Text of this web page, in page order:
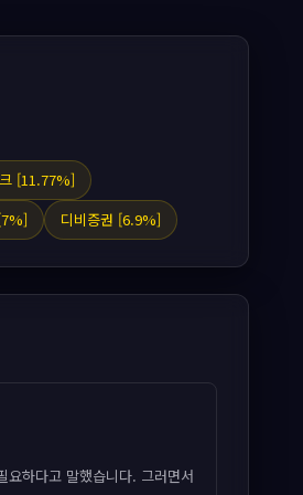
[11.77%]
디비증권 [6.9%]
하다고 말했습니다. 그러면서